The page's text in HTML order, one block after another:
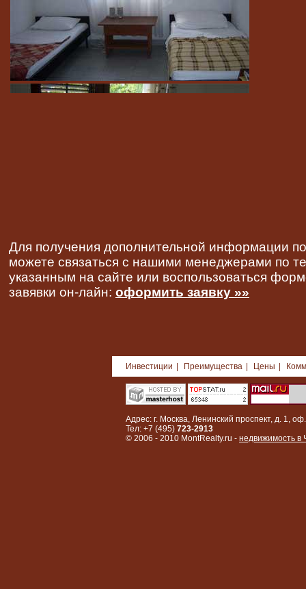
Для получения дополнительной информации
можете связаться с нашими менеджерами по
указанным на сайте или воспользоваться
завявки он-лайн: оформить заявку »»
Инвестиции Преимущества Цены
Адрес: г. Москва, Ленинский проспект, д. 1,
Тел: +7 (495) 723-2913
© 2006 - 2010 MontRealty.ru - недвижимость в